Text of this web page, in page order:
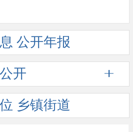
公开年报
开
乡镇街道